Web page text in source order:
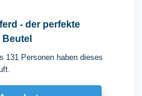
- der perfekte
131 Personen haben dieses